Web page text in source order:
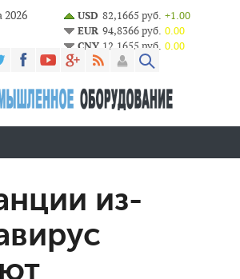
2026 USD 82,1665 руб. +1.00
EUR 94,8366 руб. 0.00
CNY 12,1655 руб. 0.00
из-